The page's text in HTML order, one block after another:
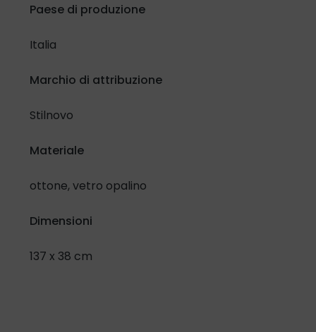
Confermo di aver letto e compreso l'
di protezione dati personali
Ho letto e compreso
Inoltre, riguardo al trattamento dei miei dati per attività di
Paese di produzione
Italia
Marchio di attribuzione
Stilnovo
Materiale
ottone, vetro opalino
Dimensioni
137 x 38 cm